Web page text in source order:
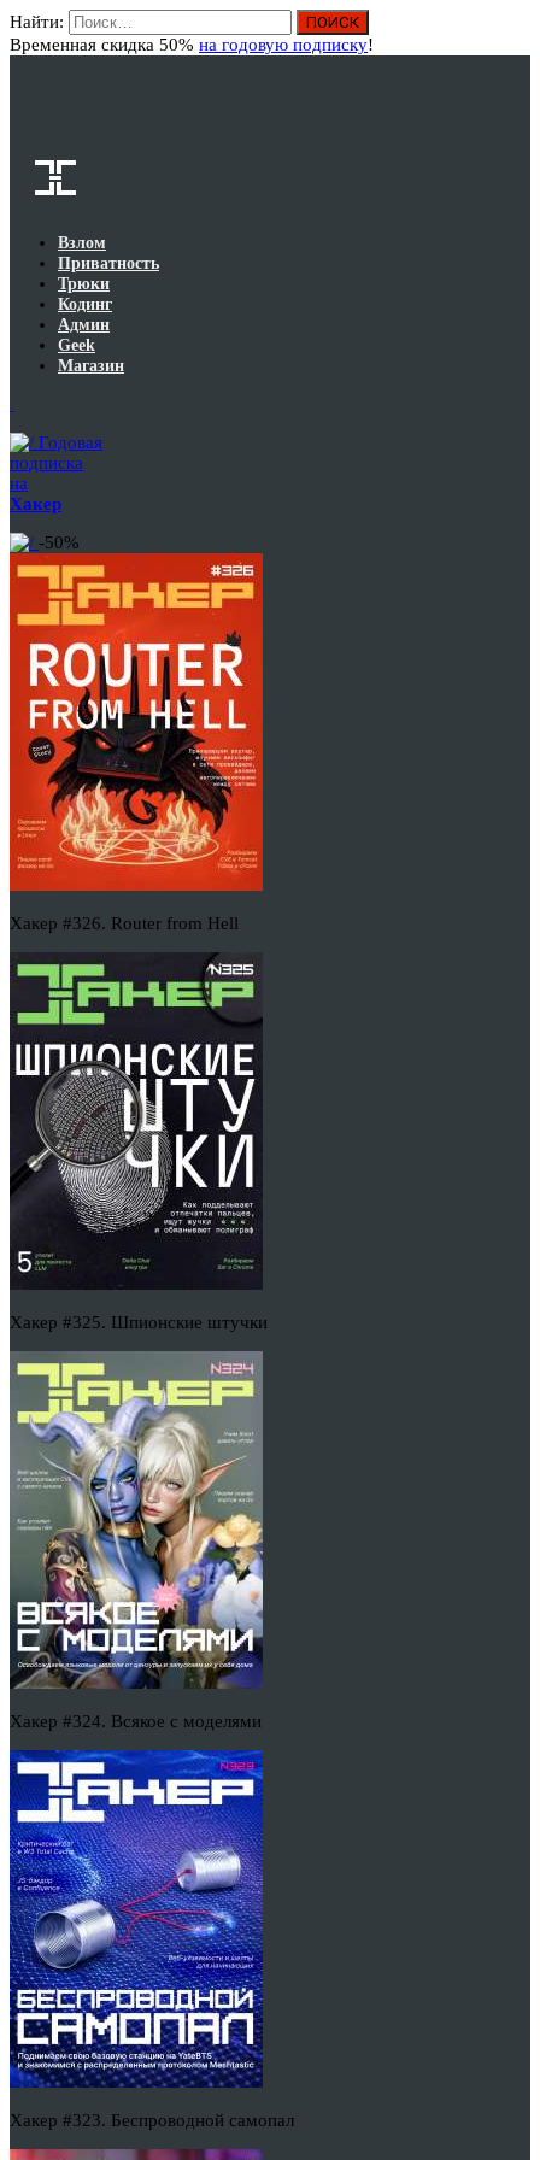
Найти:
Временная скидка 50% на годовую подписку!
Взлом
Приватность
Трюки
Кодинг
Админ
Geek
Магазин
Годовая
подписка
на
Хакер
-50%
Хакер #326. Router from Hell
Хакер #325. Шпионские штучки
Хакер #324. Всякое с моделями
Хакер #323. Беспроводной самопал